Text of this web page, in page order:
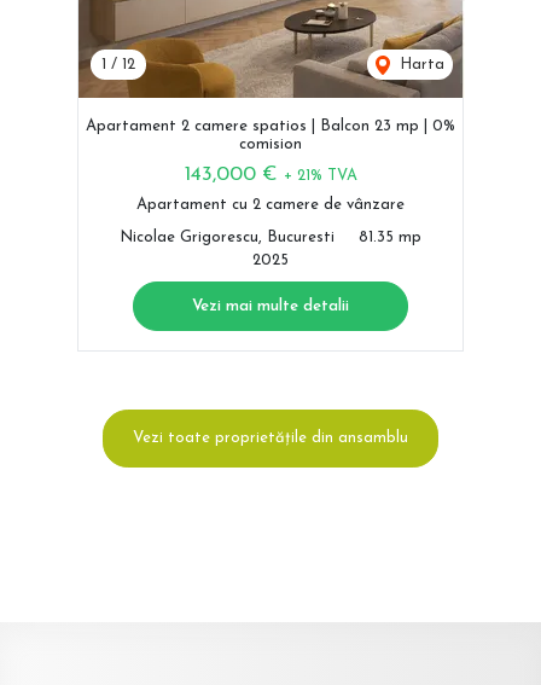
/ 12 Harta
Apartament 2 camere spatios | Balcon 23 mp | 0%
comision
143,000 € + 21% TVA
Apartament cu 2 camere de vânzare
Nicolae Grigorescu, Bucuresti
81.35 mp
2025
Vezi mai multe detalii
Vezi toate proprietățile din ansamblu